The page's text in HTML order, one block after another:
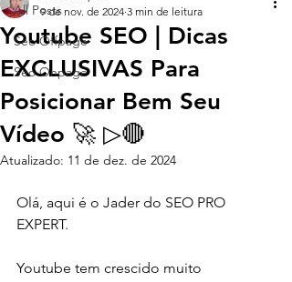
All Posts
Seo Offpage
Seo Onpage
Youtube SEO | Dicas
EXCLUSIVAS Para
Posicionar Bem Seu
Vídeo 🚀 ▷🔴
9 de nov. de 2024 3 min de leitura
Atualizado: 11 de dez. de 2024
Olá, aqui é o Jader do SEO PRO
EXPERT.
Youtube tem crescido muito